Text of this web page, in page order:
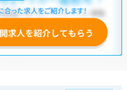
せください。
ただくことも可能です。
込みいただくと、ご希望条件をヒアリン
す。
方は人気の希望条件をピックアップし